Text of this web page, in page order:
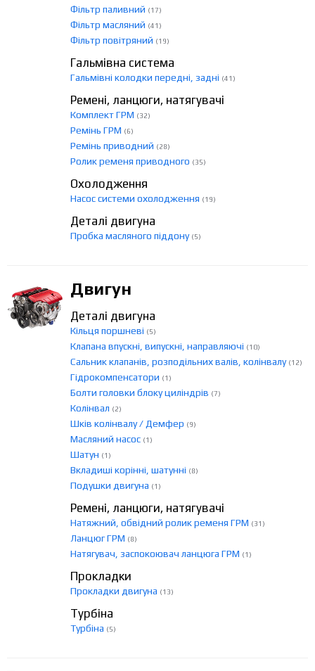
Фільтр паливний (17)
Фільтр масляний (41)
Фільтр повітряний (19)
Гальмівна система
Гальмівні колодки передні, задні (41)
Ремені, ланцюги, натягувачі
Комплект ГРМ (32)
Ремінь ГРМ (6)
Ремінь приводний (28)
Ролик ременя приводного (35)
Охолодження
Насос системи охолодження (19)
Деталі двигуна
Пробка масляного піддону (5)
Двигун
Деталі двигуна
Кільця поршневі (5)
Клапана впускні, випускні, направляючі (10)
Сальник клапанів, розподільних валів, колінвалу (12)
Гідрокомпенсатори (1)
Болти головки блоку циліндрів (7)
Колінвал (2)
Шків колінвалу / Демфер (9)
Масляний насос (1)
Шатун (1)
Вкладиші корінні, шатунні (8)
Подушки двигуна (1)
Ремені, ланцюги, натягувачі
Натяжний, обвідний ролик ременя ГРМ (31)
Ланцюг ГРМ (8)
Натягувач, заспокоювач ланцюга ГРМ (1)
Прокладки
Прокладки двигуна (13)
Турбіна
Турбіна (5)